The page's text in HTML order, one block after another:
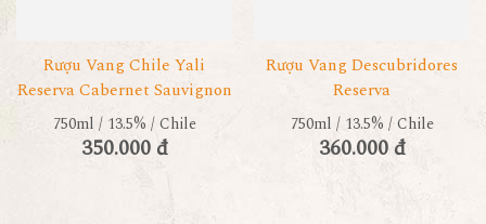
Rượu Vang Chile Yali
Reserva Cabernet Sauvignon
750ml / 13.5% / Chile
350.000 đ
Rượu Vang Descubridores
Reserva
750ml / 13.5% / Chile
360.000 đ